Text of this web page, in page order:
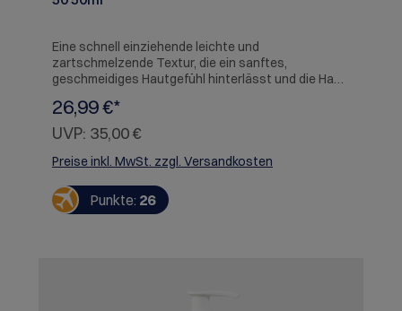
Eine schnell einziehende leichte und
zartschmelzende Textur, die ein sanftes,
geschmeidiges Hautgefühl hinterlässt und die Haut
Hauttyp: Alle Hauttypen Herstellerinformation:
SICOS et Cie,Avenue Henri Lefebvre BP 189,59544
Caudry,FRWarnhinweise: Kontakt mit den Augen
vermeiden. Vor Hitze und Flammen schützen.
26,99 €*
UVP: 35,00 €
Preise inkl. MwSt. zzgl. Versandkosten
Punkte: 26